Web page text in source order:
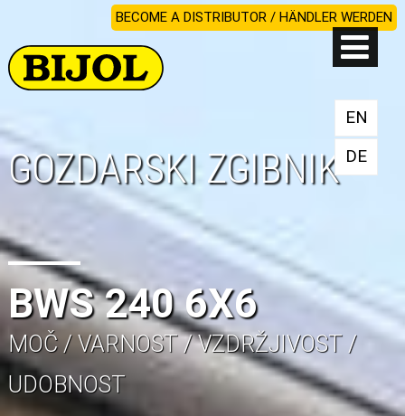
EN
DE
BECOME A DISTRIBUTOR / HÄNDLER WERDEN
GOZDARSKI ZGIBNIK
BWS 240 6X6
MOČ / VARNOST / VZDRŽJIVOST /
UDOBNOST